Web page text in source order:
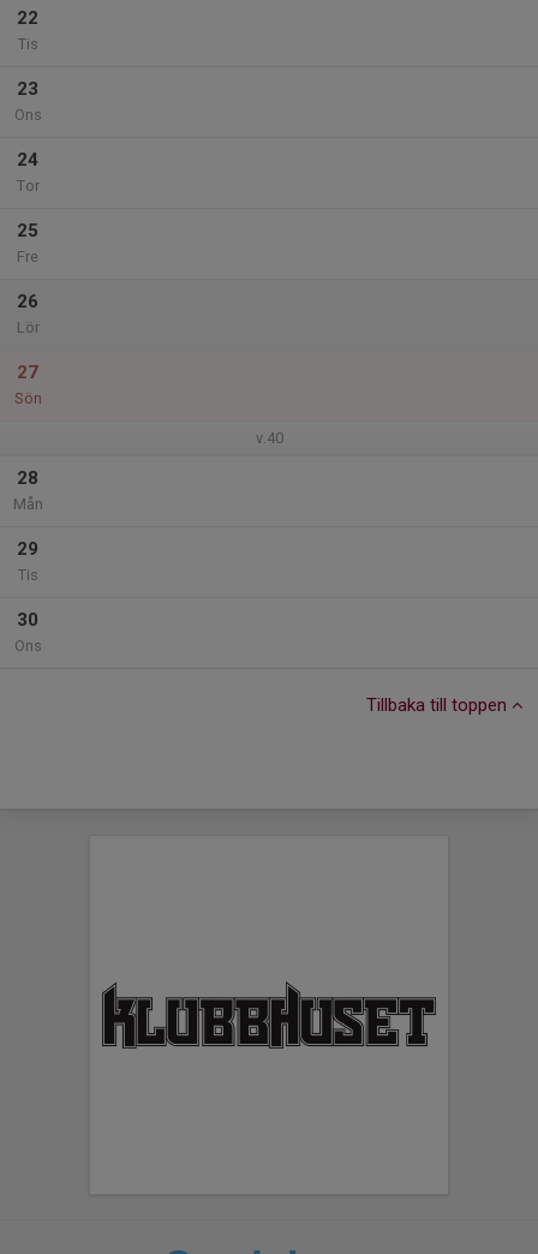
22
Tis
23
Ons
24
Tor
25
Fre
26
Lör
27
Sön
v.40
28
Mån
29
Tis
30
Ons
Tillbaka till toppen